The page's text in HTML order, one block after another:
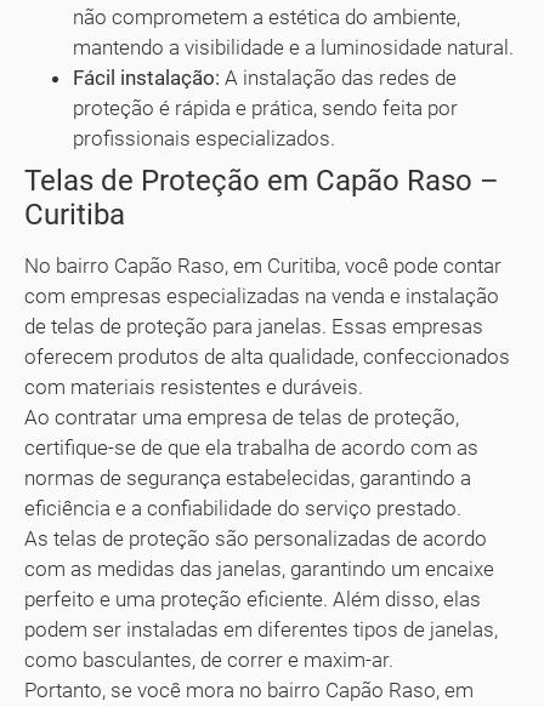
não comprometem a estética do ambiente,
mantendo a visibilidade e a luminosidade natural.
Fácil instalação: A instalação das redes de
proteção é rápida e prática, sendo feita por
profissionais especializados.
Telas de Proteção em Capão Raso –
Curitiba
No bairro Capão Raso, em Curitiba, você pode contar
com empresas especializadas na venda e instalação
de telas de proteção para janelas. Essas empresas
oferecem produtos de alta qualidade, confeccionados
com materiais resistentes e duráveis.
Ao contratar uma empresa de telas de proteção,
certifique-se de que ela trabalha de acordo com as
normas de segurança estabelecidas, garantindo a
eficiência e a confiabilidade do serviço prestado.
As telas de proteção são personalizadas de acordo
com as medidas das janelas, garantindo um encaixe
perfeito e uma proteção eficiente. Além disso, elas
podem ser instaladas em diferentes tipos de janelas,
como basculantes, de correr e maxim-ar.
Portanto, se você mora no bairro Capão Raso, em